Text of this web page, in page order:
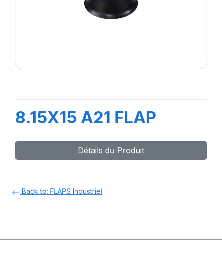
8.15X15 A21 FLAP
Détails du Produit
Back to: FLAPS Industriel